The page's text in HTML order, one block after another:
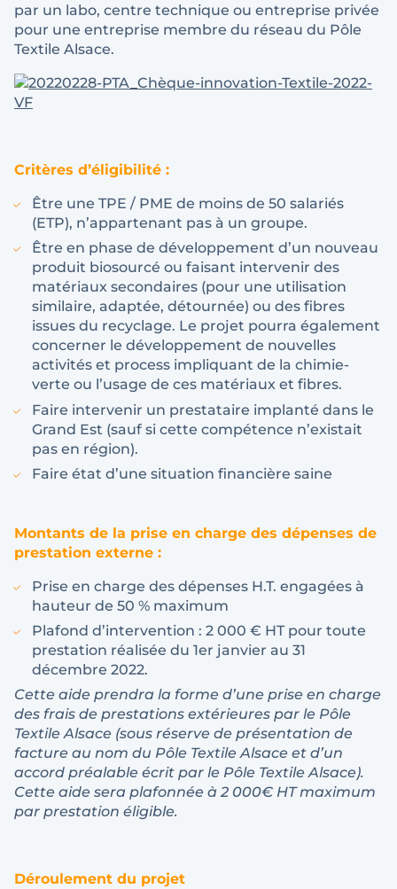
par un labo, centre technique ou entreprise privée
pour une entreprise membre du réseau du Pôle
Textile Alsace.
Critères d’éligibilité :
Être une TPE / PME de moins de 50 salariés
(ETP), n’appartenant pas à un groupe.
Être en phase de développement d’un nouveau
produit biosourcé ou faisant intervenir des
matériaux secondaires (pour une utilisation
similaire, adaptée, détournée) ou des fibres
issues du recyclage. Le projet pourra également
concerner le développement de nouvelles
activités et process impliquant de la chimie-
verte ou l’usage de ces matériaux et fibres.
Faire intervenir un prestataire implanté dans le
Grand Est (sauf si cette compétence n’existait
pas en région).
Faire état d’une situation financière saine
Montants de la prise en charge des dépenses de
prestation externe :
Prise en charge des dépenses H.T. engagées à
hauteur de 50 % maximum
Plafond d’intervention : 2 000 € HT pour toute
prestation réalisée du 1er janvier au 31
décembre 2022.
Cette aide prendra la forme d’une prise en charge
des frais de prestations extérieures par le Pôle
Textile Alsace (sous réserve de présentation de
facture au nom du Pôle Textile Alsace et d’un
accord préalable écrit par le Pôle Textile Alsace).
Cette aide sera plafonnée à 2 000€ HT maximum
par prestation éligible.
Déroulement du projet